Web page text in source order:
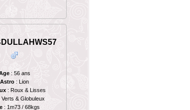
: 56 ans
Astro : Lion
: Roux & Lisses
& Globuleux
: 1m73 / 68kgs